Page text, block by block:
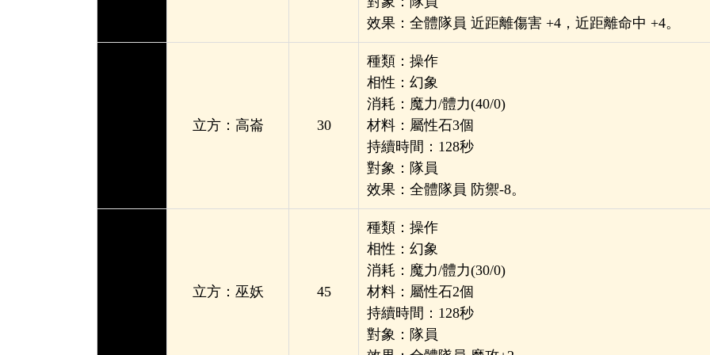
效果：全體隊員 近距離傷害 +4，近距離命中 +4。
立方：高崙 30
種類：操作
相性：幻象
消耗：魔力/體力(40/0)
材料：屬性石3個
持續時間：128秒
對象：隊員
效果：全體隊員 防禦-8。
立方：巫妖 45
種類：操作
相性：幻象
消耗：魔力/體力(30/0)
材料：屬性石2個
持續時間：128秒
對象：隊員